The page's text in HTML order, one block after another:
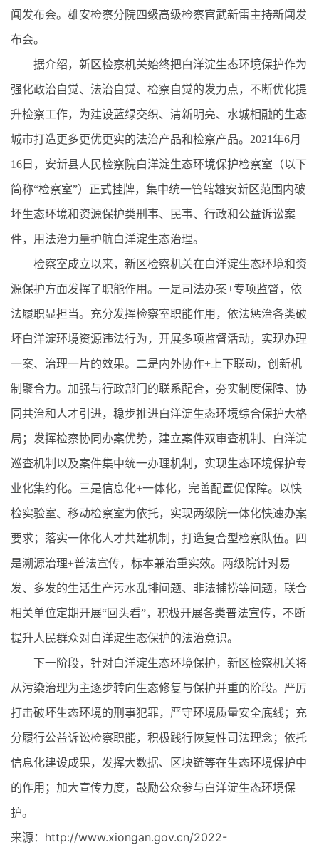
闻发布会。雄安检察分院四级高级检察官武新雷主持新闻发
布会。
据介绍，新区检察机关始终把白洋淀生态环境保护作为
强化政治自觉、法治自觉、检察自觉的发力点，不断优化提
升检察工作，为建设蓝绿交织、清新明亮、水城相融的生态
城市打造更多更优更实的法治产品和检察产品。2021年6月
16日，安新县人民检察院白洋淀生态环境保护检察室（以下
简称“检察室”）正式挂牌，集中统一管辖雄安新区范围内破
坏生态环境和资源保护类刑事、民事、行政和公益诉讼案
件，用法治力量护航白洋淀生态治理。
检察室成立以来，新区检察机关在白洋淀生态环境和资
源保护方面发挥了职能作用。一是司法办案+专项监督，依
法履职显担当。充分发挥检察室职能作用，依法惩治各类破
坏白洋淀环境资源违法行为，开展多项监督活动，实现办理
一案、治理一片的效果。二是内外协作+上下联动，创新机
制聚合力。加强与行政部门的联系配合，夯实制度保障、协
同共治和人才引进，稳步推进白洋淀生态环境综合保护大格
局；发挥检察协同办案优势，建立案件双审查机制、白洋淀
巡查机制以及案件集中统一办理机制，实现生态环境保护专
业化集约化。三是信息化+一体化，完善配置促保障。以快
检实验室、移动检察室为依托，实现两级院一体化快速办案
要求；落实一体化人才共建机制，打造复合型检察队伍。四
是溯源治理+普法宣传，标本兼治重实效。两级院针对易
发、多发的生活生产污水乱排问题、非法捕捞等问题，联合
相关单位定期开展“回头看”，积极开展各类普法宣传，不断
提升人民群众对白洋淀生态保护的法治意识。
下一阶段，针对白洋淀生态环境保护，新区检察机关将
从污染治理为主逐步转向生态修复与保护并重的阶段。严厉
打击破坏生态环境的刑事犯罪，严守环境质量安全底线；充
分履行公益诉讼检察职能，积极践行恢复性司法理念；依托
信息化建设成果，发挥大数据、区块链等在生态环境保护中
的作用；加大宣传力度，鼓励公众参与白洋淀生态环境保
护。
来源：http://www.xiongan.gov.cn/2022-